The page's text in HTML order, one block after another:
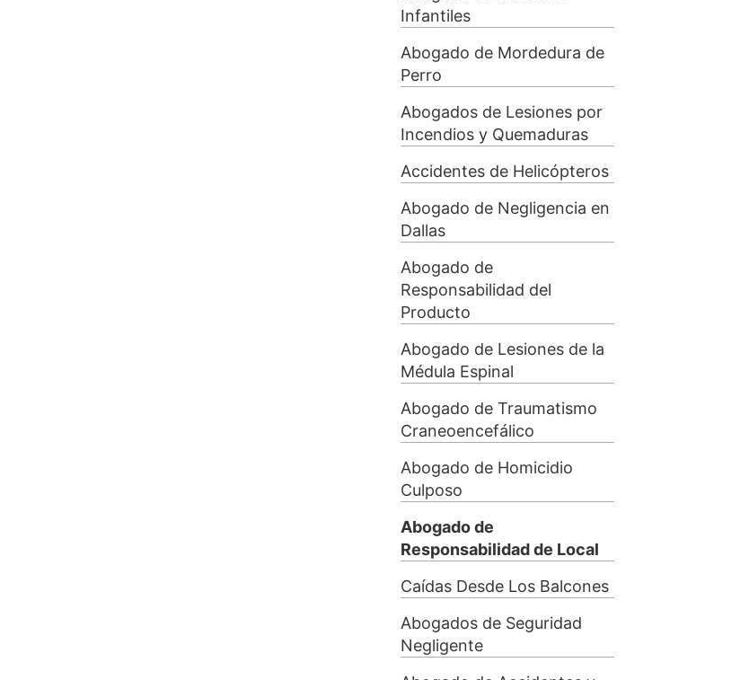
Infantiles
Abogado de Mordedura de
Perro
Abogados de Lesiones por
Incendios y Quemaduras
Accidentes de Helicópteros
Abogado de Negligencia en
Dallas
Abogado de
Responsabilidad del
Producto
Abogado de Lesiones de la
Médula Espinal
Abogado de Traumatismo
Craneoencefálico
Abogado de Homicidio
Culposo
Abogado de
Responsabilidad de Local
Caídas Desde Los Balcones
Abogados de Seguridad
Negligente